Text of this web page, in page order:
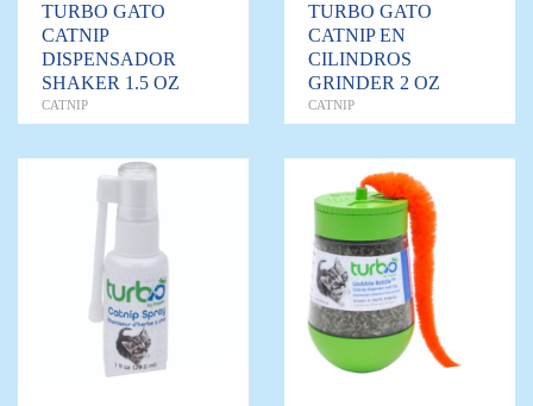
TURBO GATO
CATNIP
DISPENSADOR
SHAKER 1.5 OZ
CATNIP
TURBO GATO
CATNIP EN
CILINDROS
GRINDER 2 OZ
CATNIP